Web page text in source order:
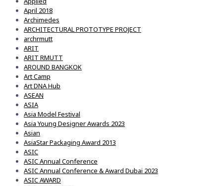
April 2018
Archimedes
ARCHITECTURAL PROTOTYPE PROJECT
archrmutt
ARIT
ARIT RMUTT
AROUND BANGKOK
Art Camp
Art DNA Hub
ASEAN
ASIA
Asia Model Festival
Asia Young Designer Awards 2023
Asian
AsiaStar Packaging Award 2013
ASIC
ASIC Annual Conference
ASIC Annual Conference & Award Dubai 2023
ASIC AWARD